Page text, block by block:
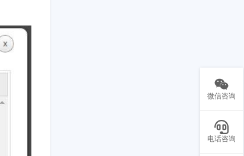
微信咨询
电话咨询